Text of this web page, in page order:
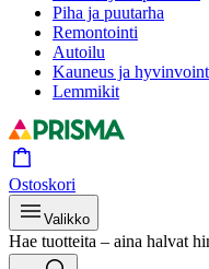
Piha ja puutarha
Remontointi
Autoilu
Kauneus ja
Lemmikit
Ostoskori
Valikko
Hae tuotteita – aina halvat